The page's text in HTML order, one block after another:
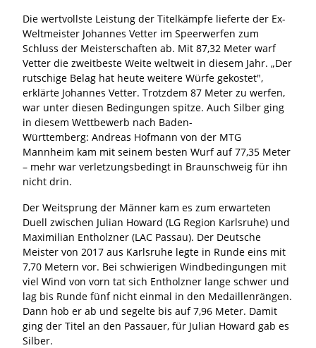
Die wertvollste Leistung der Titelkämpfe lieferte der Ex-
Weltmeister Johannes Vetter im Speerwerfen zum
Schluss der Meisterschaften ab. Mit 87,32 Meter warf
Vetter die zweitbeste Weite weltweit in diesem Jahr. „Der
rutschige Belag hat heute weitere Würfe gekostet",
erklärte Johannes Vetter. Trotzdem 87 Meter zu werfen,
war unter diesen Bedingungen spitze. Auch Silber ging
in diesem Wettbewerb nach Baden-
Württemberg: Andreas Hofmann von der MTG
Mannheim kam mit seinem besten Wurf auf 77,35 Meter
– mehr war verletzungsbedingt in Braunschweig für ihn
nicht drin.
Der Weitsprung der Männer kam es zum erwarteten
Duell zwischen Julian Howard (LG Region Karlsruhe) und
Maximilian Entholzner (LAC Passau). Der Deutsche
Meister von 2017 aus Karlsruhe legte in Runde eins mit
7,70 Metern vor. Bei schwierigen Windbedingungen mit
viel Wind von vorn tat sich Entholzner lange schwer und
lag bis Runde fünf nicht einmal in den Medaillenrängen.
Dann hob er ab und segelte bis auf 7,96 Meter. Damit
ging der Titel an den Passauer, für Julian Howard gab es
Silber.